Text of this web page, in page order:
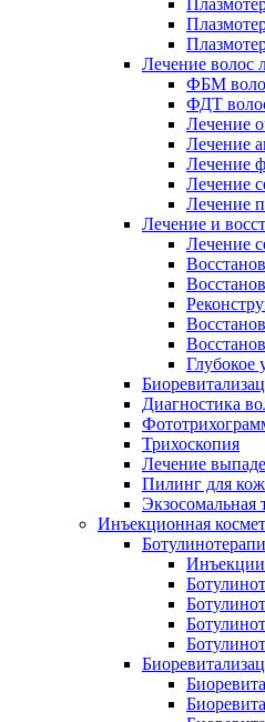
Лечение волос
ФБМ
ФДТ
Лечение
Лечение
Лечение
Лечение
Лечение
Лечение и
Лечение
Глубокое
Диагностика
Трихоскопия
Лечение
Пилинг для
Экзосомальная
Инъекционная
Инъекции